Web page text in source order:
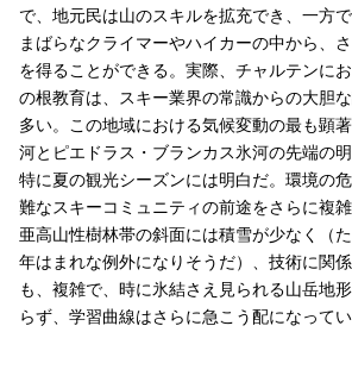
で、地元民は山のスキルを拡充でき、一方
まばらなクライマーやハイカーの中から、
を得ることができる。実際、チャルテンに
の根教育は、スキー業界の常識からの大胆
多い。この地域における気候変動の最も顕
河とピエドラス・ブランカス氷河の先端の明
特に夏の観光シーズンには明白だ。環境の
難なスキーコミュニティの前途をさらに複雑
亜高山性樹林帯の斜面には積雪が少なく（
年はまれな例外になりそうだ）、技術に関
も、複雑で、時に氷結さえ見られる山岳地
らず、学習曲線はさらに急こう配になってい